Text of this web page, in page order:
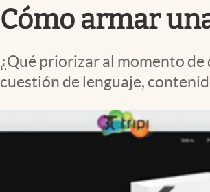
Clima
Mundial 2026
Eventos Corporativos
El Cronista Studio
abre en nueva pestaña
Cómo armar
¿Qué priorizar al momento
cuestión de lenguaje,